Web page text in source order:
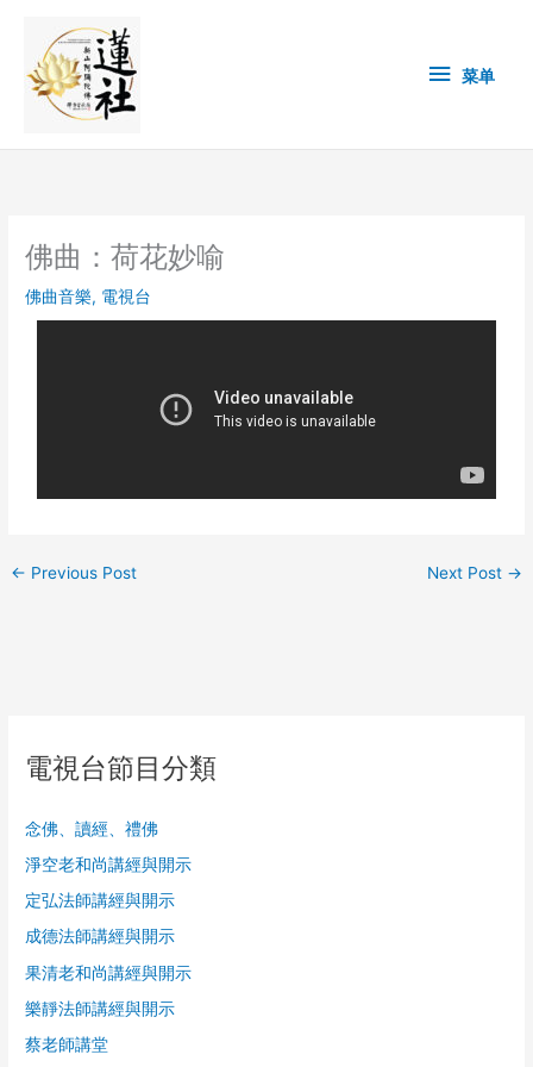
content
单 菜单
佛曲：荷花妙喻
佛曲音樂, 電視台
← Previous Post Next Post →
電視台節目分類
念佛、讀經、禮佛
淨空老和尚講經與開示
定弘法師講經與開示
成德法師講經與開示
果清老和尚講經與開示
樂靜法師講經與開示
蔡老師講堂